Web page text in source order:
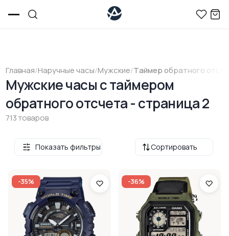
Главная/Наручные часы/Мужские/Tаймер обратного
Мужские часы с таймером
обратного отсчета - страница 2
713 товаров
Сортировать
Показать фильтры
-35% -36%